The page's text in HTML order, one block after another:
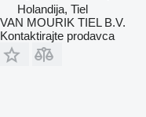
Holandija, Tiel
VAN MOURIK TIEL B.V.
Kontaktirajte prodavca